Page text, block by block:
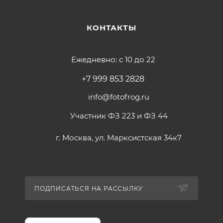
КОНТАКТЫ
Ежедневно: с 10 до 22
+7 999 853 2828
info@fotofrog.ru
Участник ФЗ 223 и ФЗ 44
г. Москва, ул. Марксистская 34к7
ПОДПИСАТЬСЯ НА РАССЫЛКУ